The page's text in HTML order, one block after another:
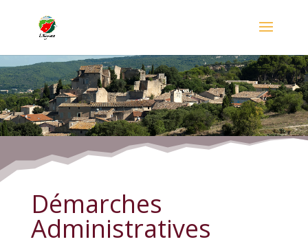
Démarches Administratives
Démarches
Administratives